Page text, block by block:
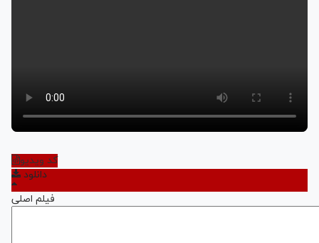
کد ویدیو
دانلود
فیلم اصلی